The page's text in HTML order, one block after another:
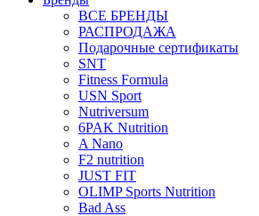
ВСЕ БРЕНДЫ
РАСПРОДАЖА
Подарочные сертификаты
SNT
Fitness Formula
USN Sport
Nutriversum
6PAK Nutrition
A Nano
F2 nutrition
JUST FIT
OLIMP Sports Nutrition
Bad Ass